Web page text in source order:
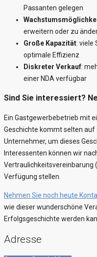
Passanten gelegen
erweitern oder zu
Große Kapazität: viele
optimale Effizienz
Diskreter Verkauf:
einer NDA verfügbar
Sind Sie interessiert?
Ein Gastgewerbebetrieb mit
Geschichte kommt selten auf
Unternehmer, um dieses
Interessenten können wir
Vertraulichkeitsvereinbarung
Verfügung stellen.
Nehmen Sie noch heute
wie dieser wunderschöne
Erfolgsgeschichte werden
Adresse